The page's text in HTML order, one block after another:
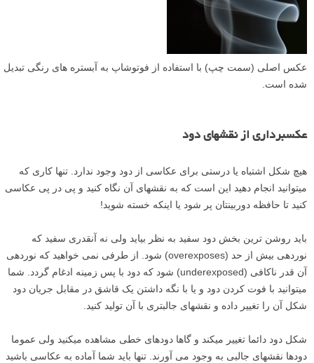
عکس اصلی (سمت چپ) با استفاده از فوتوشاپ به آبستره های رنگی تبدیل
شده است.
عکسبرداری از نقشهای دود
هیچ شکل اشتباه یا درستی برای عکاسی از دود وجود ندارد. تنها کاری که
میتوانید انجام دهید این است که به نقشهای آن نگاه کنید و پی در پی عکاسی
کنید تا حافظه دوربینتان پر شود یا اینکه خسته شوید!
باید روشن ترین بخش دود سفید به نظر بیاید ولی نه آنقدری سفید که
نوردهی بیش از حد (overexposes) شود. از طرفی نمی خواهید که نوردهی
آن قدر ناکافی (underexposed) شود که دود با پس زمینه ادغام گردد. شما
میتوانید با فوت کردن دود و یا با نگه داشتن یک قاشق در مقابل جریان دود
شکل آن را تغییر داده و نقشهای جالبتری با آن تولید کنید.
شکل دود دائما تغییر میکند و گاها دودهای خطی مشاهده میکنید ولی عموما
دودها نقشهای جالبی به وجود می آورند. تنها باید شما آماده به عکاسی باشید